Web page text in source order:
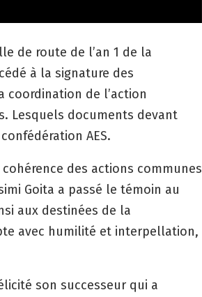
de route de l’an 1 de la
à la signature des
de l’action
Lesquels documents devant
AES.
des actions communes
Goita a passé le témoin au
aux destinées de la
avec humilité et interpellation,
son successeur qui a